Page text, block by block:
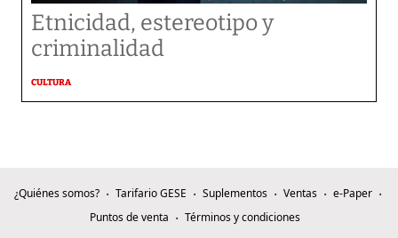
Etnicidad, estereotipo y
criminalidad
CULTURA
¿Quiénes somos? Tarifario GESE Suplementos Ventas
e-Paper
Puntos de venta
Términos y condiciones